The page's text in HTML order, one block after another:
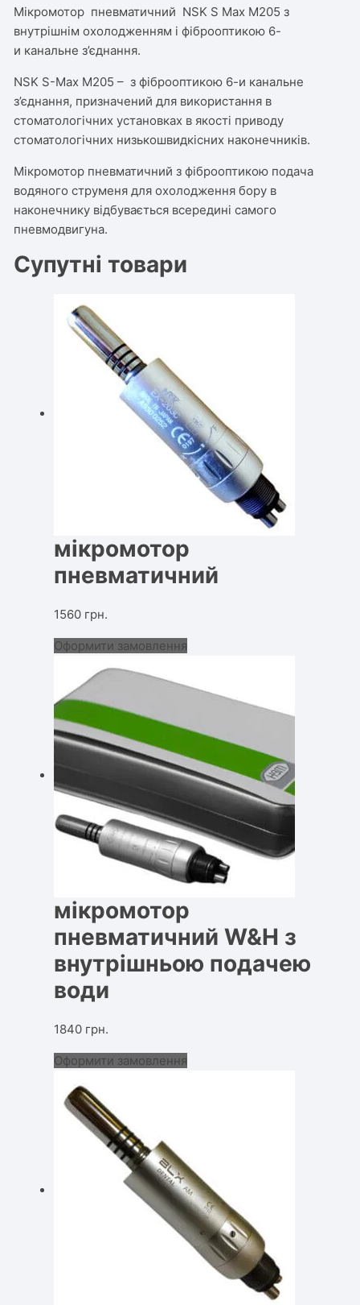
Мікромотор пневматичний NSK S Max M205 з
внутрішнім охолодженням і фіброоптикою 6-
и канальне з’єднання.
NSK S-Max M205 – з фіброоптикою 6-и канальне
з’єднання, призначений для використання в
стоматологічних установках в якості приводу
стоматологічних низькошвидкісних наконечників.
Мікромотор пневматичний з фіброоптикою подача
водяного струменя для охолодження бору в
наконечнику відбувається всередині самого
пневмодвигуна.
Супутні товари
мікромотор
пневматичний
1560 грн.
Оформити замовлення
мікромотор
пневматичний W&H з
внутрішньою подачею
води
1840 грн.
Оформити замовлення